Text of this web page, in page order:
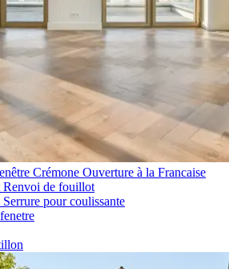
Crémone Ouverture à la Francaise
Renvoi de fouillot
Serrure pour coulissante